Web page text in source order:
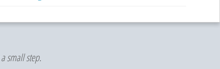
small step.